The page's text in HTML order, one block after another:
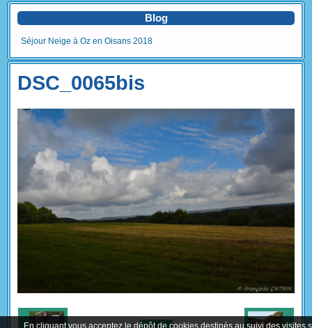
Blog
Séjour Neige à Oz en Oisans 2018
DSC_0065bis
En cliquant vous acceptez le dépôt de cookies destinés au suivi des visites